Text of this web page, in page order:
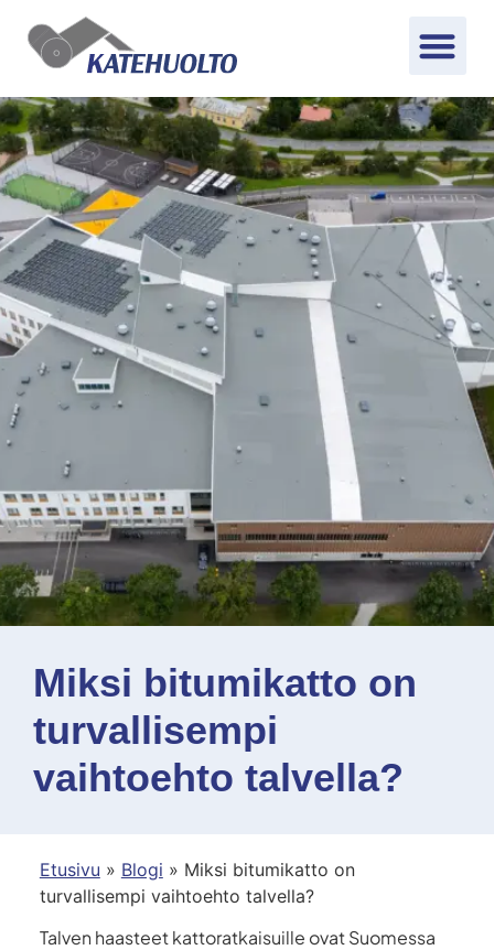
Miksi bitumikatto on
turvallisempi
vaihtoehto talvella?
Etusivu » Blogi » Miksi bitumikatto on
turvallisempi vaihtoehto talvella?
Talven haasteet kattoratkaisuille ovat Suomessa